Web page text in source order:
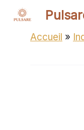
contenuAccueil »